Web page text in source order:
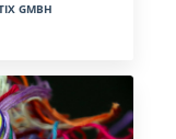
GMBH